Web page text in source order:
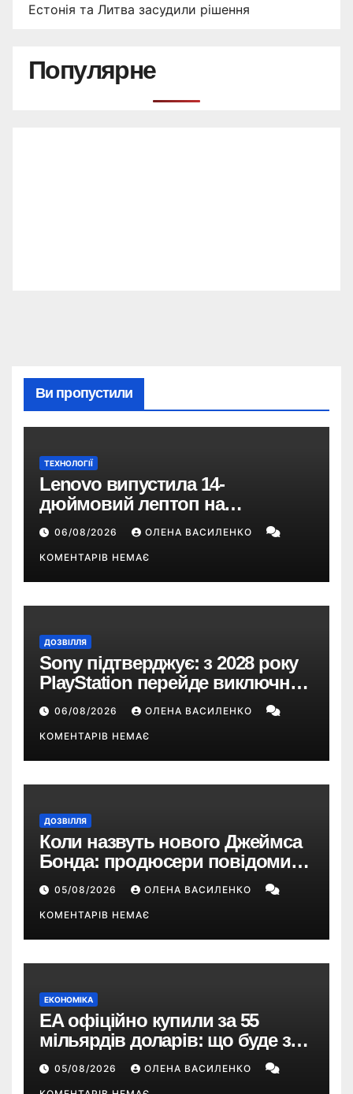
Естонія та Литва засудили рішення
Популярне
Ви пропустили
ТЕХНОЛОГІЇ
Lenovo випустила 14-
дюймовий лептоп на
Snapdragon X2 з автономністю
понад 33 години
06/08/2026 ОЛЕНА ВАСИЛЕНКО
КОМЕНТАРІВ НЕМАЄ
ДОЗВІЛЛЯ
Sony підтверджує: з 2028 року
PlayStation перейде виключно
на цифрові ігри
06/08/2026 ОЛЕНА ВАСИЛЕНКО
КОМЕНТАРІВ НЕМАЄ
ДОЗВІЛЛЯ
Коли назвуть нового Джеймса
Бонда: продюсери повідомили
про терміни кастингу
05/08/2026 ОЛЕНА ВАСИЛЕНКО
КОМЕНТАРІВ НЕМАЄ
ЕКОНОМІКА
EA офіційно купили за 55
мільярдів доларів: що буде з
EA Sports FC, Battlefield і The
Sims
05/08/2026 ОЛЕНА ВАСИЛЕНКО